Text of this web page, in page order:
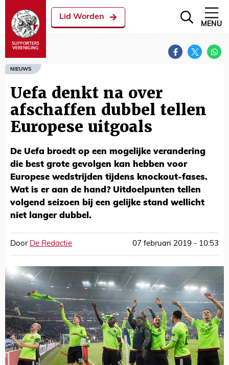
Lid Worden
MENU
NIEUWS
Uefa denkt na over
afschaffen dubbel tellen
Europese uitgoals
De Uefa broedt op een mogelijke verandering
die best grote gevolgen kan hebben voor
Europese wedstrijden tijdens knockout-fases.
Wat is er aan de hand? Uitdoelpunten tellen
volgend seizoen bij een gelijke stand wellicht
niet langer dubbel.
Door De Redactie 07 februari 2019 - 10:53